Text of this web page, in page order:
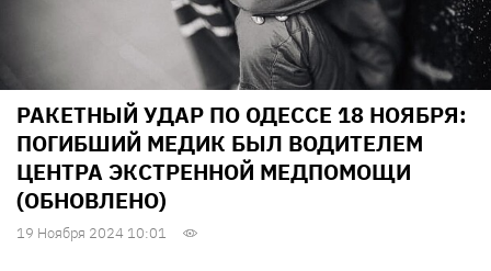
РАКЕТНЫЙ УДАР ПО ОДЕССЕ 18 НОЯБРЯ:
ПОГИБШИЙ МЕДИК БЫЛ ВОДИТЕЛЕМ
ЦЕНТРА ЭКСТРЕННОЙ МЕДПОМОЩИ
(ОБНОВЛЕНО)
19 Ноября 2024 10:01